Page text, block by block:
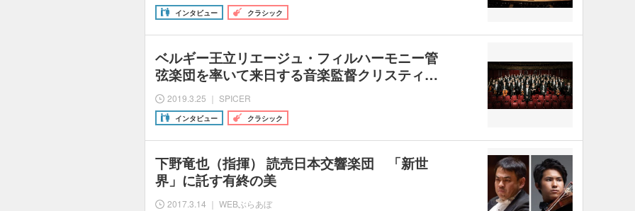
インタビュー クラシック
ベルギー王立リエージュ・フィルハーモニー管
弦楽団を率いて来日する音楽監督クリスティ…
2019.3.25 ｜ SPICER
インタビュー クラシック
下野竜也（指揮） 読売日本交響楽団 「新世
界」に託す有終の美
2017.3.14 ｜ WEBぶらあぼ